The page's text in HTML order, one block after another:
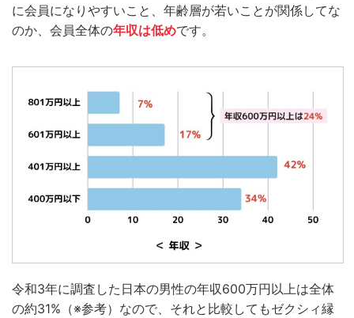
に会員になりやすいこと、年齢層が若いことが関係してな
のか、会員全体の年収は低めです。
令和3年に調査した日本の男性の年収600万円以上は全体
の約31%（※参考）なので、それと比較してもゼクシィ縁